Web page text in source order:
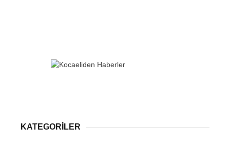
KATEGORİLER